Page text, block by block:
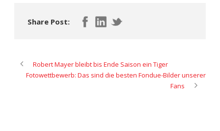
Share Post:
Robert Mayer bleibt bis Ende Saison ein Tiger
Fotowettbewerb: Das sind die besten Fondue-Bilder unserer
Fans